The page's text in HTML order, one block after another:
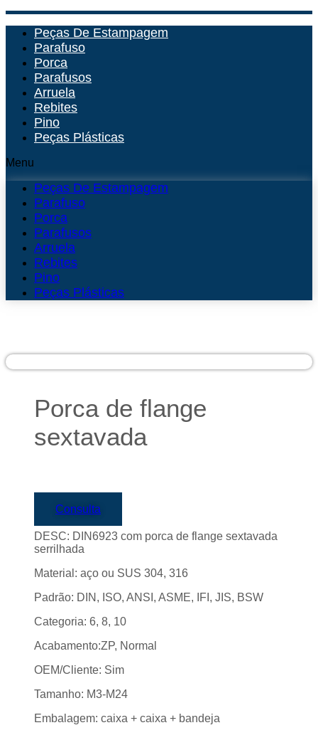
Peças De Estampagem
Parafuso
Porca
Parafusos
Arruela
Rebites
Pino
Peças Plásticas
Menu
Peças De Estampagem
Parafuso
Porca
Parafusos
Arruela
Rebites
Pino
Peças Plásticas
Porca de flange
sextavada
Consulta
DESC: DIN6923 com porca de flange sextavada
serrilhada
Material: aço ou SUS 304, 316
Padrão: DIN, ISO, ANSI, ASME, IFI, JIS, BSW
Categoria: 6, 8, 10
Acabamento:ZP, Normal
OEM/Cliente: Sim
Tamanho: M3-M24
Embalagem: caixa + caixa + bandeja